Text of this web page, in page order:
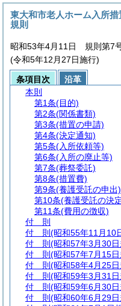
東大和市老人ホーム入所措
規則
昭和53年4月11日 規則第7
(令和5年12月27日施行)
条項目次
沿革
本則
第1条(目的)
第2条(関係書類)
第3条(措置の申請)
第4条(決定通知)
第5条(入所依頼等)
第6条(入所の廃止等)
第7条(葬祭委託)
第8条(措置費)
第9条(養護受託の申出)
第10条(養護受託の決
第11条(費用の徴収)
付 則
付 則 (昭和55年11月10
付 則 (昭和57年3月30
付 則 (昭和57年7月15
付 則 (昭和58年4月25
付 則 (昭和59年3月31
付 則 (昭和59年6月30
付 則 (昭和60年6月29